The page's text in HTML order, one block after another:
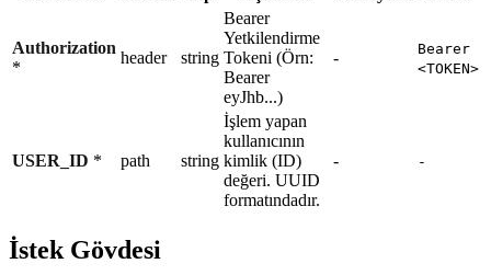
Authorization
*
header string
Bearer
Yetkilendirme
Tokeni (Örn:
Bearer
eyJhb...)
-
Bearer
<TOKEN>
USER_ID * path string
İşlem yapan
kullanıcının
kimlik (ID)
değeri. UUID
formatındadır.
- -
İstek Gövdesi